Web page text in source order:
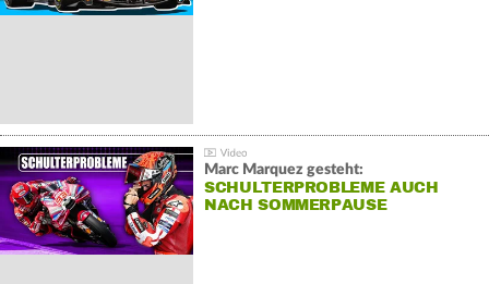
Marc Marquez gesteht:
SCHULTERPROBLEME AUCH
NACH SOMMERPAUSE